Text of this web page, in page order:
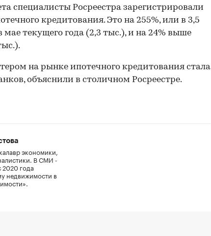
специалисты Росреестра зарегистрировали
кредитования. Это на 255%, или в 3,5
мае текущего года (2,3 тыс.), и на 24% выше
на рынке ипотечного кредитования стала
объяснили в столичном Росреестре.
экономики,
В СМИ -
2020 года
недвижимости в